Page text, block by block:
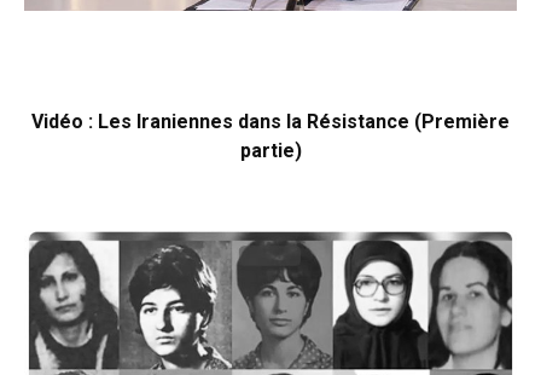
Vidéo : Les Iraniennes dans la Résistance (Première
partie)